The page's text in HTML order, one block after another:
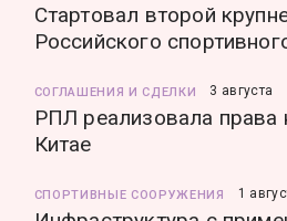
Стартовал второй
Российского
СОГЛАШЕНИЯ И СДЕЛКИ 3 августа
РПЛ реализовала права
Китае
СПОРТИВНЫЕ СООРУЖЕНИЯ 1